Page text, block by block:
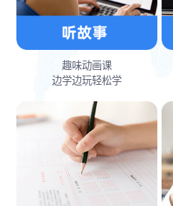
趣味动画课
边学边玩轻松学